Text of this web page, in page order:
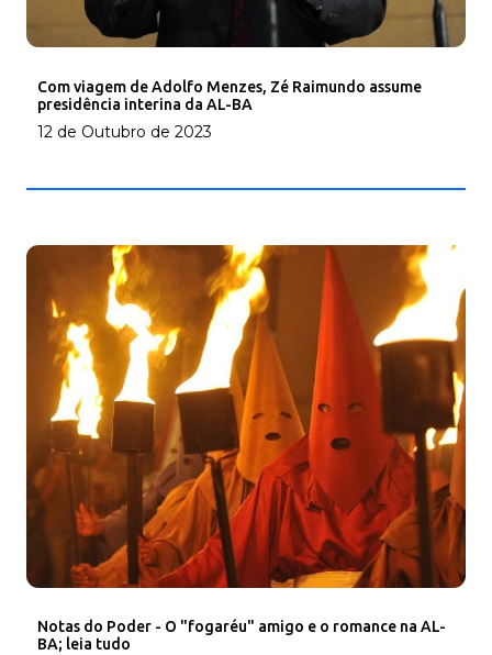
Com viagem de Adolfo Menzes, Zé Raimundo assume
presidência interina da AL-BA
12 de Outubro de 2023
Notas do Poder - O "fogaréu" amigo e o romance na AL-
BA; leia tudo